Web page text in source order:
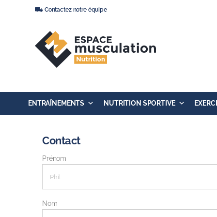
Contactez notre équipe
ENTRAÎNEMENTS NUTRITION SPORTIVE
Contact
Prénom
Nom